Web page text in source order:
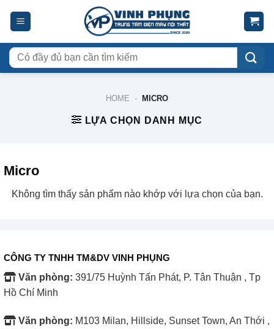
Tìm
kiếm:
HOME - MICRO
LỰA CHỌN DANH MỤC
Micro
Không tìm thấy sản phẩm nào khớp với lựa chọn của bạn.
CÔNG TY TNHH TM&DV VINH PHỤNG
Văn phòng: 391/75 Huỳnh Tấn Phát, P. Tân Thuận , Tp
Hồ Chí Minh
Văn phòng: M103 Milan, Hillside, Sunset Town, An Thới ,